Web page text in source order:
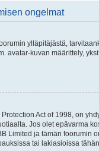
ongelmat
ylläpitäjästä,
avatar-kuvan määrittely,
Protection Act of 1998, on
Jos olet epävarma
Limited ja tämän foorumin
tai lakiasioissa